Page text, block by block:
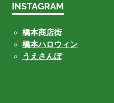
INSTAGRAM
橋本商店街
橋本ハロウィン
うえさんぽ